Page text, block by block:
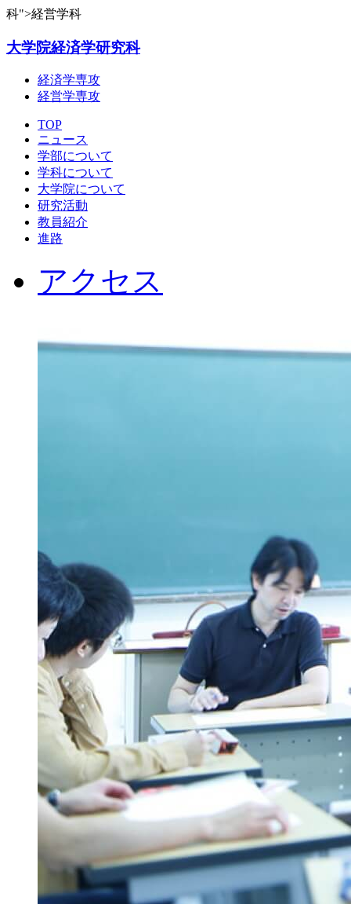
科">経営学科
大学院経済学研究科
経済学専攻
経営学専攻
TOP
ニュース
学部について
学科について
大学院について
研究活動
教員紹介
進路
アクセス